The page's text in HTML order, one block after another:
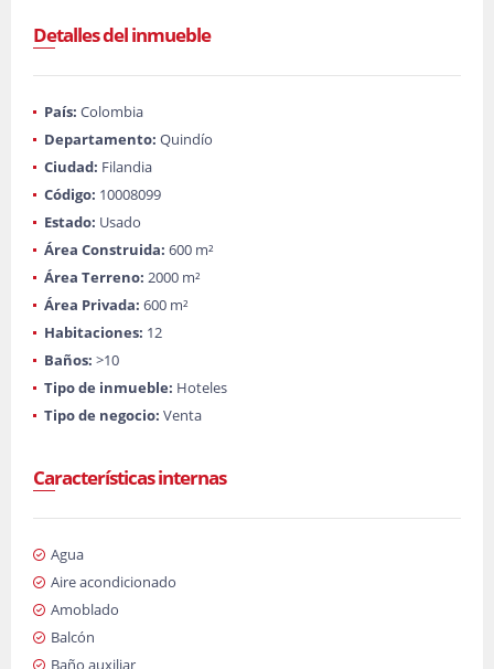
Detalles del inmueble
País: Colombia
Departamento: Quindío
Ciudad: Filandia
Código: 10008099
Estado: Usado
Área Construida: 600 m²
Área Terreno: 2000 m²
Área Privada: 600 m²
Habitaciones: 12
Baños: >10
Tipo de inmueble: Hoteles
Tipo de negocio: Venta
Características internas
Agua
Aire acondicionado
Amoblado
Balcón
Baño auxiliar